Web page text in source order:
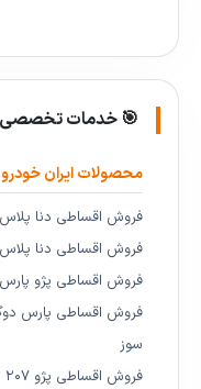
🎯 خدمات
محصولات ایران خودرو
فروش اقساطی دنا پلاس
فروش اقساطی دنا پلاس
فروش اقساطی پژو پارس LX
فروش اقساطی پارس
سوز
فروش اقساطی پژو ۲۰۷